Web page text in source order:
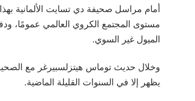
أمام مراسل صحيفة دي تسايت الألمانية
مستوى المجتمع الكروي العالمي عمومًا،
الميول غير السوي.
وخلال حديث توماس هيتزلسبيرغر مع
يظهر إلا في السنوات القليلة الماضية.